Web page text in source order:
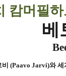
캄머필하
베
(Paavo Jarvi)와 세